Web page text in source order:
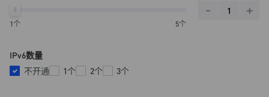
1个 5个
- +
IPv6数量
不开通
1个 2个 3个